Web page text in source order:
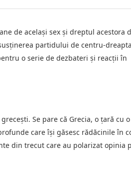
de același sex și dreptul acestora
partidului de centru-
o serie de dezbateri și reacții în
Se pare că Grecia, o țară cu o
care își găsesc rădăcinile în
din trecut care au polarizat opinia